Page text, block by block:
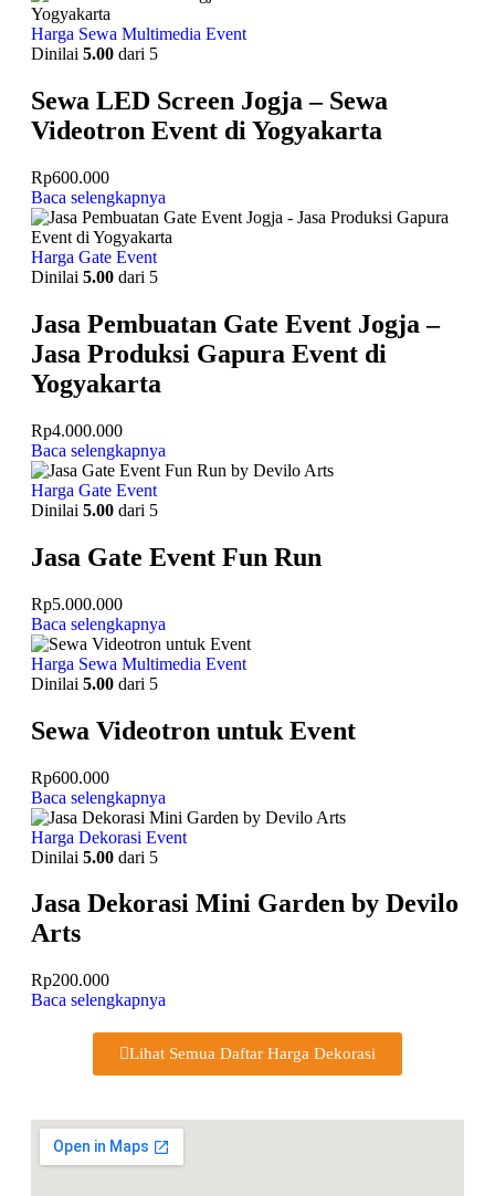
Harga Sewa Multimedia Event
Dinilai 5.00 dari 5
Sewa LED Screen Jogja – Sewa
Videotron Event di Yogyakarta
Rp600.000
Baca selengkapnya
Harga Gate Event
Dinilai 5.00 dari 5
Jasa Pembuatan Gate Event Jogja –
Jasa Produksi Gapura Event di
Yogyakarta
Rp4.000.000
Baca selengkapnya
Harga Gate Event
Dinilai 5.00 dari 5
Jasa Gate Event Fun Run
Rp5.000.000
Baca selengkapnya
Harga Sewa Multimedia Event
Dinilai 5.00 dari 5
Sewa Videotron untuk Event
Rp600.000
Baca selengkapnya
Harga Dekorasi Event
Dinilai 5.00 dari 5
Jasa Dekorasi Mini Garden by Devilo
Arts
Rp200.000
Baca selengkapnya
Lihat Semua Daftar Harga Dekorasi